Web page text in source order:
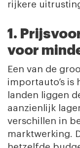
rijkere
1.
voor
Een van de
importauto’s is
landen liggen
aanzienlijk
verschillen in
marktwerking.